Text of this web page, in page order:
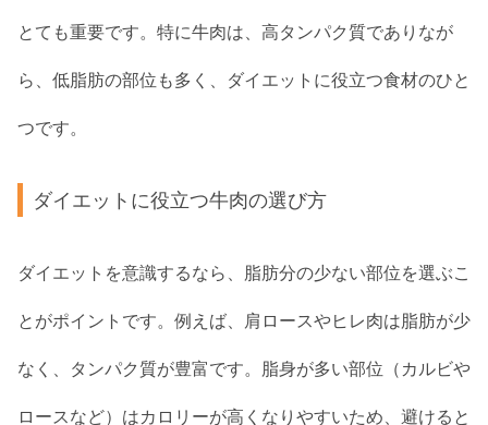
とても重要です。特に牛肉は、高タンパク質でありなが
ら、低脂肪の部位も多く、ダイエットに役立つ食材のひと
つです。
ダイエットに役立つ牛肉の選び方
ダイエットを意識するなら、脂肪分の少ない部位を選ぶこ
とがポイントです。例えば、肩ロースやヒレ肉は脂肪が少
なく、タンパク質が豊富です。脂身が多い部位（カルビや
ロースなど）はカロリーが高くなりやすいため、避けると